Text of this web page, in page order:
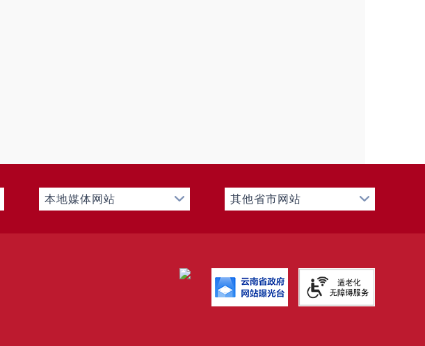
本地媒体网站 其他省市网站